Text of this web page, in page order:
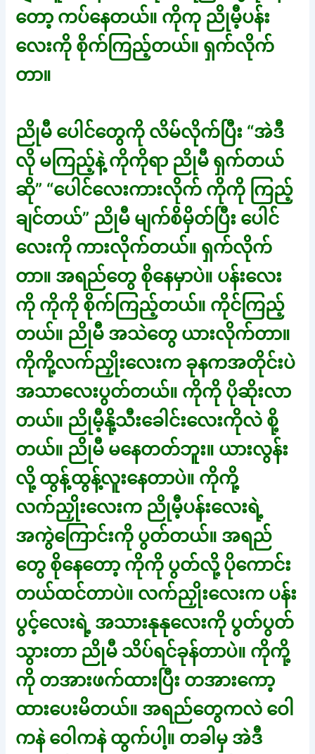
တော့ ကပ်နေတယ်။ ကိုကု ညိုမီ့ပန်း
လေးကို စိုက်ကြည့်တယ်။ ရှက်လိုက်
တာ။
ညိုမီ ပေါင်တွေကို လိမ်လိုက်ပြီး “အဲဒီ
လို မကြည့်နဲ့ ကိုကိုရာ ညိုမီ ရှက်တယ်
ဆို” “ပေါင်လေးကားလိုက် ကိုကို ကြည့်
ချင်တယ်” ညိုမီ မျက်စိမှိတ်ပြီး ပေါင်
လေးကို ကားလိုက်တယ်။ ရှက်လိုက်
တာ။ အရည်တွေ စိုနေမှာပဲ။ ပန်းလေး
ကို ကိုကို စိုက်ကြည့်တယ်။ ကိုင်ကြည့်
တယ်။ ညိုမီ အသဲတွေ ယားလိုက်တာ။
ကိုကို့လက်ညှိုးလေးက ခုနကအတိုင်းပဲ
အသာလေးပွတ်တယ်။ ကိုကို ပိုဆိုးလာ
တယ်။ ညိုမီ့နို့သီးခေါင်းလေးကိုလဲ စို့
တယ်။ ညိုမီ မနေတတ်ဘူး။ ယားလွန်း
လို့ ထွန့်ထွန့်လူးနေတာပဲ။ ကိုကို့
လက်ညှိုးလေးက ညိုမီ့ပန်းလေးရဲ့
အကွဲကြောင်းကို ပွတ်တယ်။ အရည်
တွေ စိုနေတော့ ကိုကို ပွတ်လို့ ပိုကောင်း
တယ်ထင်တာပဲ။ လက်ညှိုးလေးက ပန်း
ပွင့်လေးရဲ့ အသားနုနုလေးကို ပွတ်ပွတ်
သွားတာ ညိုမီ သိပ်ရင်ခုန်တာပဲ။ ကိုကို့
ကို တအားဖက်ထားပြီး တအားကော့
ထားပေးမိတယ်။ အရည်တွေကလဲ ဝေါ
ကနဲ ဝေါကနဲ ထွက်ပါ့။ တခါမှ အဲဒီ